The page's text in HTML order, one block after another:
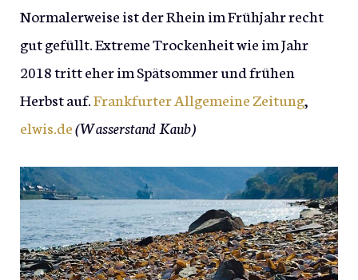
Normalerweise ist der Rhein im Frühjahr recht
gut gefüllt. Extreme Trockenheit wie im Jahr
2018 tritt eher im Spätsommer und frühen
Herbst auf.Frankfurter Allgemeine Zeitung,
elwis.de(Wasserstand Kaub)